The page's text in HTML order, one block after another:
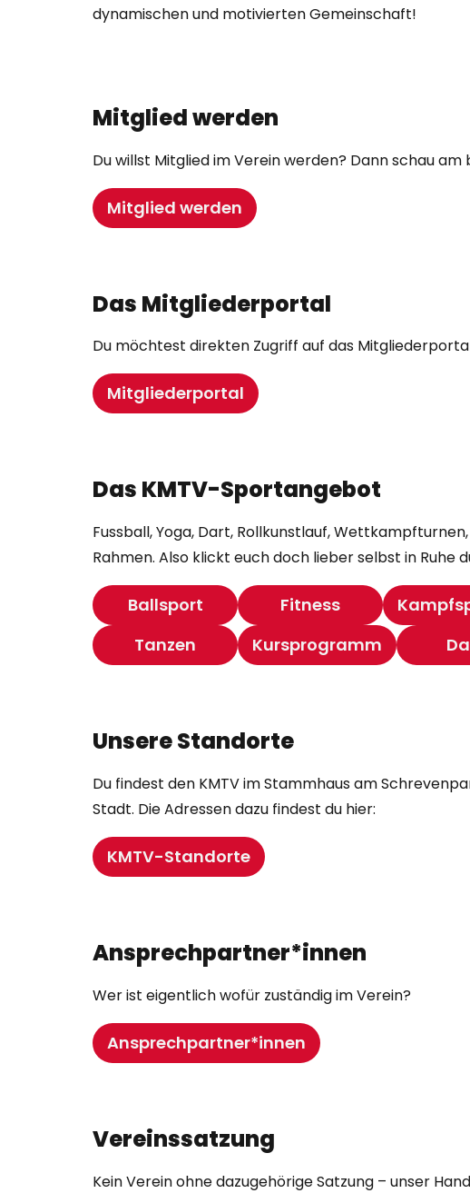
dynamischen und motivierten Gemeinschaft!
Mitglied werden
Du willst Mitglied im Verein werden? Dann schau am
Mitglied werden
Das Mitgliederportal
Du möchtest direkten Zugriff auf das
Mitgliederportal
Das KMTV-Sportangebot
Fussball, Yoga, Dart, Rollkunstlauf,
Rahmen. Also klickt euch doch lieber selbst in Ruhe
Ballsport Fitness
Tanzen
Kursprogramm
Unsere Standorte
Du findest den KMTV im Stammhaus am
Stadt. Die Adressen dazu findest du hier:
KMTV-Standorte
Ansprechpartner*innen
Wer ist eigentlich wofür zuständig im Verein?
Ansprechpartner*innen
Vereinssatzung
Kein Verein ohne dazugehörige Satzung – unser